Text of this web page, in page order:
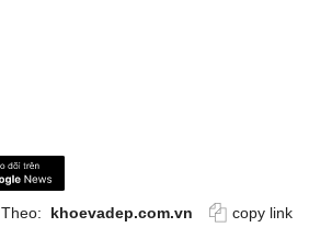
Theo: khoevadep.com.vn copy link